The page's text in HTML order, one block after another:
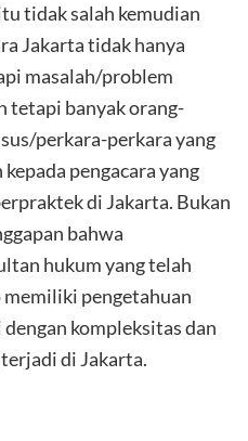
tidak salah kemudian
Jakarta tidak hanya
masalah/problem
tetapi banyak orang-
perkara-perkara yang
pengacara yang
di Jakarta. Bukan
bahwa
hukum yang telah
memiliki pengetahuan
kompleksitas dan
di Jakarta.